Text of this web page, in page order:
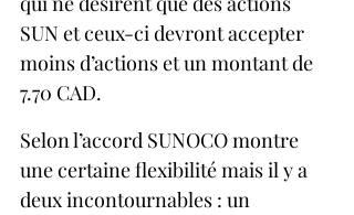
SUN et ceux-ci devront accepter
moins d’actions et un montant de
7.70 CAD.
Selon l’accord SUNOCO montre
une certaine flexibilité mais il y a
deux incontournables : un